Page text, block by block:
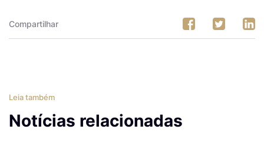
Compartilhar
Leia também
Notícias relacionadas